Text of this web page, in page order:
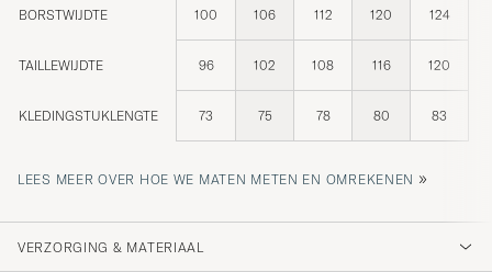
BORSTWIJDTE 100 106 112 120 124
TAILLEWIJDTE 96 102 108 116 120
KLEDINGSTUKLENGTE 73 75 78 80 83
LEES MEER OVER HOE WE MATEN METEN EN OMREKENEN »
VERZORGING & MATERIAAL